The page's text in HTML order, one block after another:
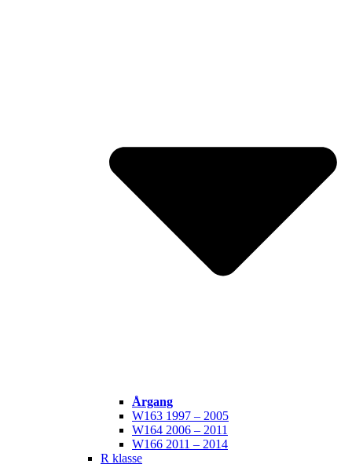
Årgang
W163 1997 – 2005
W164 2006 – 2011
W166 2011 – 2014
R klasse